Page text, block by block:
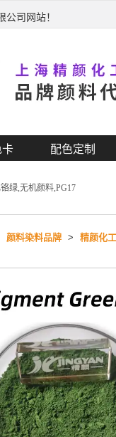
司网站！
卡 配色定制
绿,无机颜料,PG17
颜料染料品牌 > 精颜化工